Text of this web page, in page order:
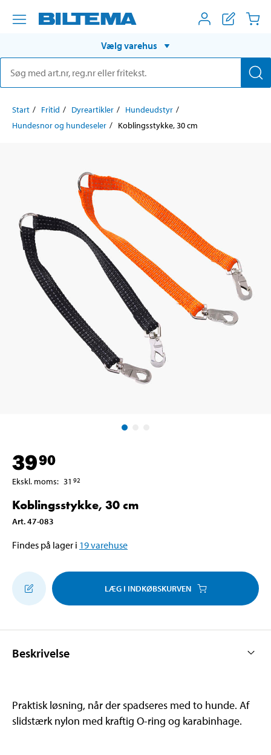
Vælg varehus
Start Fritid Dyreartikler
Hundeudstyr
Hundesnor og hundeseler
Koblingsstykke, 30 cm
3990
Ekskl. moms: 31 92
Koblingsstykke, 30 cm
Art.47-083
Findes på lager i 19varehuse
LÆG I INDKØBSKURVEN
Beskrivelse
Praktisk løsning, når der spadseres med to hunde. Af
slidstærk nylon med kraftig O-ring og karabinhage.